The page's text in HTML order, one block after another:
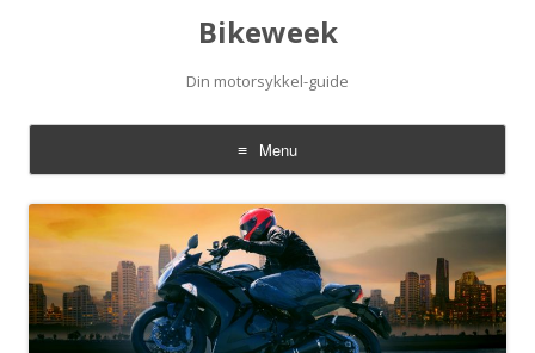
Bikeweek
Din motorsykkel-guide
Menu
Skip to content